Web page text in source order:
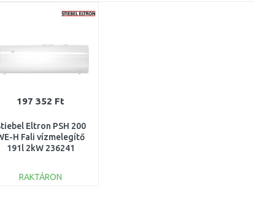
197 352 Ft
Eltron PSH 200
H Fali vízmelegítő
191l 2kW 236241
RAKTÁRON